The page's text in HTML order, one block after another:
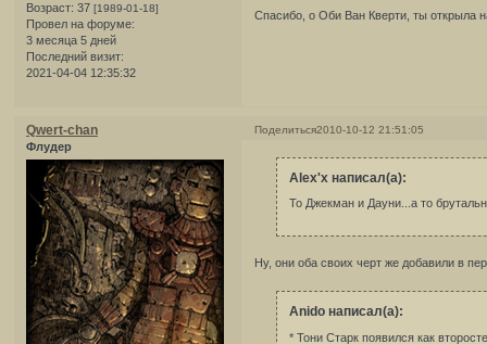
Возраст: 37 [1989-01-18]
Провел на форуме:
3 месяца 5 дней
Последний визит:
2021-04-04 12:35:32
Спасибо, о Оби Ван Кверти, ты открыла
Поделиться2010-10-12 21:51:05
Qwert-chan
Флудер
Alex'x написал(а):
То Джекман и Дауни...а то
Ну, они оба своих черт же добавили в
Anido написал(а):
* Тони Старк появился как